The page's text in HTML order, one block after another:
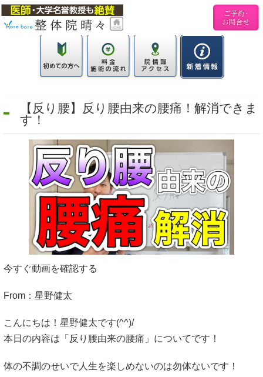
【反り腰】反り腰由来の腰痛！解消できま
す！
今すぐ動画を確認する
From：星野健太
こんにちは！星野健太です(^^)/
本日の内容は「反り腰由来の腰痛」についてです！
体の不調のせいで人生を楽しめないのは勿体ないです！